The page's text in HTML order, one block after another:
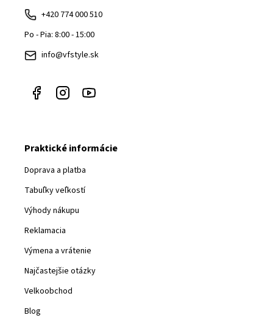
+420 774 000 510
Po - Pia: 8:00 - 15:00
info@vfstyle.sk
Praktické informácie
Doprava a platba
Tabuľky veľkostí
Výhody nákupu
Reklamacia
Výmena a vrátenie
Najčastejšie otázky
Velkoobchod
Blog